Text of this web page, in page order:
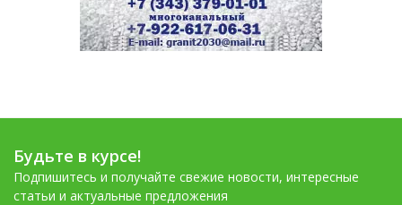
Будьте в курсе!
Подпишитесь и получайте свежие новости, интересные
статьи и актуальные предложения